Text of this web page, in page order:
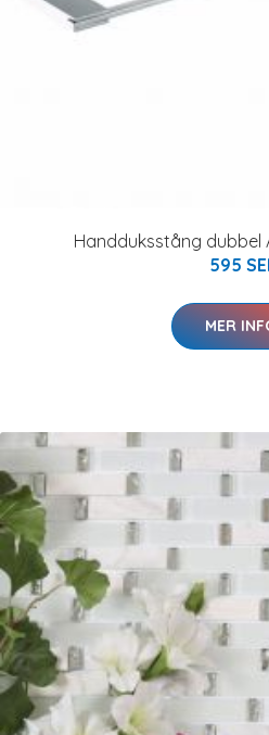
Handduksstång dubbel
595
MER